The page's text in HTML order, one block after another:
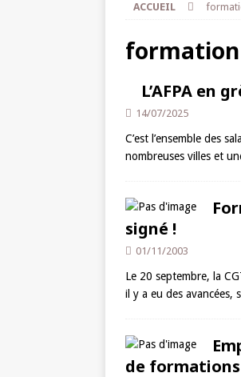
ACCUEIL
L’AFPA en
14/07/2025
C’est l’ensemble des
nombreuses villes et
signé !
01/11/2003
Le 20 septembre, la
il y a eu des avancées,
de formations